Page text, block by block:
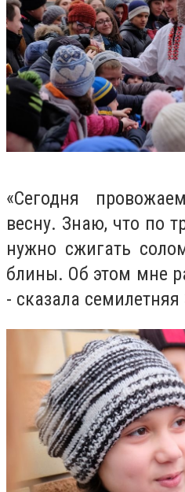
«Сегодня
весну. Знаю, что по
нужно сжигать
блины. Об этом мне
- сказала